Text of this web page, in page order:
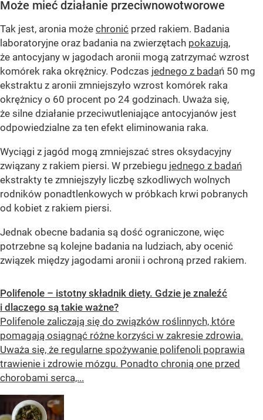
Może mieć działanie przeciwnowotworowe
Tak jest, aronia może chronić przed rakiem. Badania
laboratoryjne oraz badania na zwierzętach pokazują,
że antocyjany w jagodach aronii mogą zatrzymać wzrost
komórek raka okrężnicy. Podczas jednego z badań 50 mg
ekstraktu z aronii zmniejszyło wzrost komórek raka
okrężnicy o 60 procent po 24 godzinach. Uważa się,
że silne działanie przeciwutleniające antocyjanów jest
odpowiedzialne za ten efekt eliminowania raka.
Wyciągi z jagód mogą zmniejszać stres oksydacyjny
związany z rakiem piersi. W przebiegu jednego z badań
ekstrakty te zmniejszyły liczbę szkodliwych wolnych
rodników ponadtlenkowych w próbkach krwi pobranych
od kobiet z rakiem piersi.
Jednak obecne badania są dość ograniczone, więc
potrzebne są kolejne badania na ludziach, aby ocenić
związek między jagodami aronii i ochroną przed rakiem.
Polifenole – istotny składnik diety. Gdzie je znaleźć
i dlaczego są takie ważne?
Polifenole zaliczają się do związków roślinnych, które
pomagają osiągnąć różne korzyści w zakresie zdrowia.
Uważa się, że regularne spożywanie polifenoli poprawia
trawienie i zdrowie mózgu. Ponadto chronią one przed
chorobami serca,...